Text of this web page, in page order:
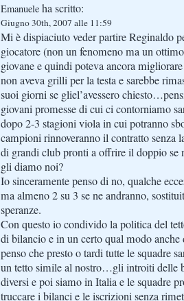
Emanuele ha scritto:
Giugno 30th, 2007 alle 11:59
Mi è dispiaciuto veder partire Reginaldo
giocatore (non un fenomeno ma un
giovane e quindi poteva ancora
non aveva grilli per la testa e sarebbe
suoi giorni se gliel’avessero
giovani promesse di cui ci contorniamo
dopo 2-3 stagioni viola in cui potranno
campioni rinnoveranno il contratto senza
di grandi club pronti a offrire il doppio
gli diamo noi?
Io sinceramente penso di no, qualche
ma almeno 2 su 3 se ne andranno,
speranze.
Con questo io condivido la politica del
di bilancio e in un certo qual modo
penso che presto o tardi tutte le squadre
un tetto simile al nostro…gli introiti delle
diversi e poi siamo in Italia e le squadre
truccare i bilanci e le iscrizioni senza